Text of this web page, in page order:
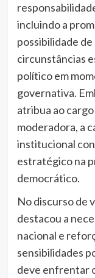
incluindo a
possibilidade
circunstâncias
político em
governativa.
atribua ao
moderadora, a
institucional
estratégico na
democrático.
No discurso de
destacou a
nacional e
sensibilidades
deve enfrentar